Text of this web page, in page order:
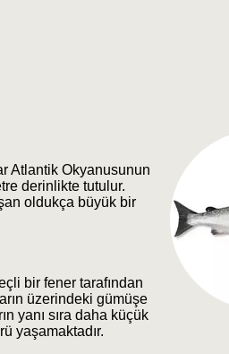
Atlantik Okyanusunun
derinlikte tutulur.
oldukça büyük bir
bir fener tarafından
üzerindeki gümüşe
yanı sıra daha küçük
yaşamaktadır.